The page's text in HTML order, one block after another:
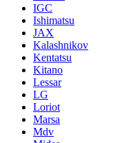
IGC
Ishimatsu
JAX
Kalashnikov
Kentatsu
Kitano
Lessar
LG
Loriot
Marsa
Mdv